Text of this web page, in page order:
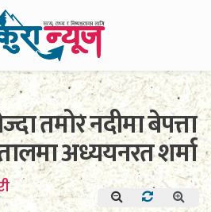
तमोर नदीमा बेपत्ता
अध्ययनरत शर्मा